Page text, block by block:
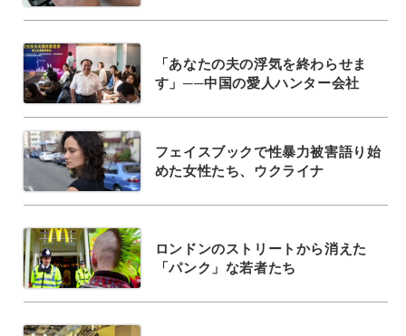
「あなたの夫の浮気を終わらせま
す」──中国の愛人ハンター会社
フェイスブックで性暴力被害語り始
めた女性たち、ウクライナ
ロンドンのストリートから消えた
「パンク」な若者たち